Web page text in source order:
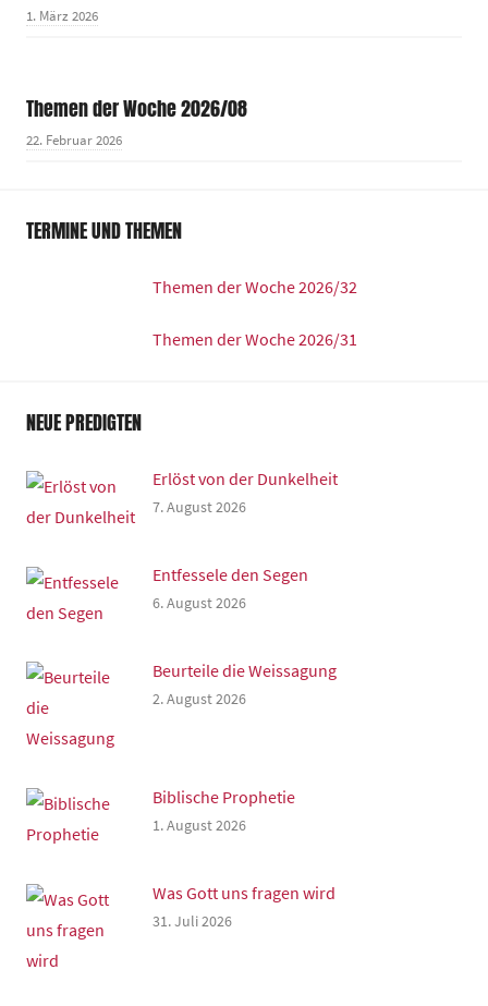
1. März 2026
Themen der Woche 2026/08
22. Februar 2026
TERMINE UND THEMEN
Themen der Woche 2026/32
Themen der Woche 2026/31
NEUE PREDIGTEN
Erlöst von der Dunkelheit
7. August 2026
Entfessele den Segen
6. August 2026
Beurteile die Weissagung
2. August 2026
Biblische Prophetie
1. August 2026
Was Gott uns fragen wird
31. Juli 2026